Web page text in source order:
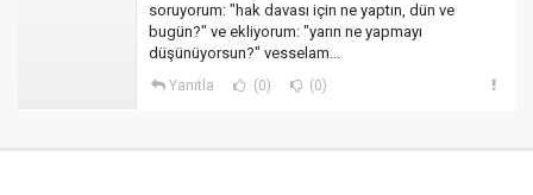
soruyorum: "hak davası için ne yaptın, dün ve
bugün?" ve ekliyorum: "yarın ne yapmayı
düşünüyorsun?" vesselam...
Yanıtla (0) (0)